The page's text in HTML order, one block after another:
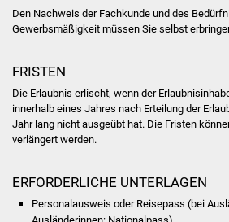
Kinder-
Den Nachweis der Fachkunde und des
Gewerbsmäßigkeit müssen Sie selbst
FRISTEN
Die Erlaubnis erlischt, wenn der
innerhalb eines Jahres nach Erteilung der
Jahr lang nicht ausgeübt hat. Die Fristen
verlängert werden.
ERFORDERLICHE UNTERLAGEN
Personalausweis oder Reisepass (bei